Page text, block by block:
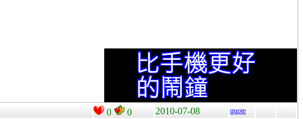
0 0 2010-07-08 quote